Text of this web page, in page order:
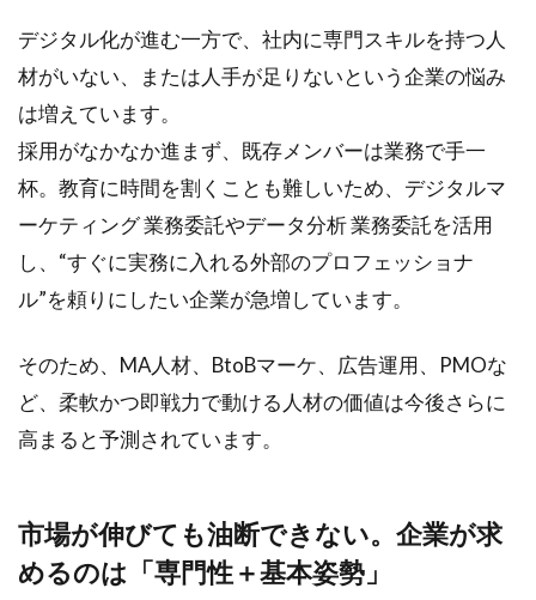
も油
断で
きな
い。
企業
が求
める
のは
「専
門性
本姿
1.5
“選ば
れる
人
ため
に必
要な
デジタル化が進む一方で、社内に専門スキルを持つ人
材がいない、または人手が足りないという企業の悩み
は増えています。
採用がなかなか進まず、既存メンバーは業務で手一
杯。教育に時間を割くことも難しいため、デジタルマ
ーケティング 業務委託やデータ分析 業務委託を活用
し、“すぐに実務に入れる外部のプロフェッショナ
ル”を頼りにしたい企業が急増しています。
そのため、MA人材、 BtoBマーケ、広告運用、PMOな
ど、柔軟かつ即戦力で動ける人材の価値は今後さらに
高まると予測されています。
市場が伸びても油断できない。企業が求
めるのは「専門性＋基本姿勢 」